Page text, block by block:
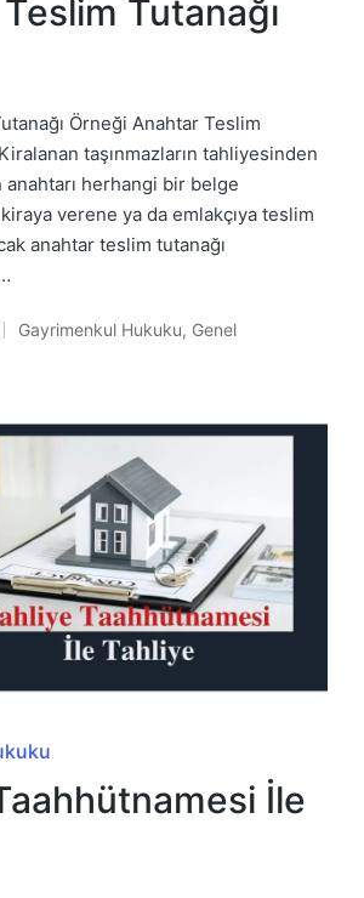
Tutanağı
Örneği Anahtar Teslim
taşınmazların tahliyesinden
anahtarı herhangi bir belge
verene ya da emlakçıya teslim
anahtar teslim tutanağı
Posted
Gayrimenkul Hukuku, Genel
İle